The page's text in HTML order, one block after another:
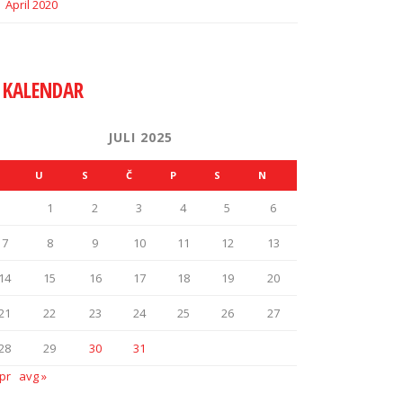
April 2020
KALENDAR
JULI 2025
U S Č P S N
1 2 3 4 5 6
7 8 9 10 11 12 13
14 15 16 17 18 19 20
22 23 24 25 26 27
29 30
31
avg »